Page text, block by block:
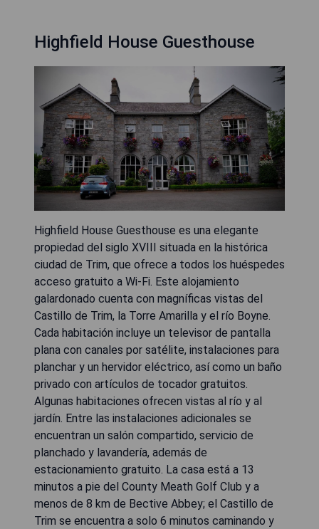
Highfield House Guesthouse
Highfield House Guesthouse es una elegante
propiedad del siglo XVIII situada en la histórica
ciudad de Trim, que ofrece a todos los huéspedes
acceso gratuito a Wi-Fi. Este alojamiento
galardonado cuenta con magníficas vistas del
Castillo de Trim, la Torre Amarilla y el río Boyne.
Cada habitación incluye un televisor de pantalla
plana con canales por satélite, instalaciones para
planchar y un hervidor eléctrico, así como un baño
privado con artículos de tocador gratuitos.
Algunas habitaciones ofrecen vistas al río y al
jardín. Entre las instalaciones adicionales se
encuentran un salón compartido, servicio de
planchado y lavandería, además de
estacionamiento gratuito. La casa está a 13
minutos a pie del County Meath Golf Club y a
menos de 8 km de Bective Abbey; el Castillo de
Trim se encuentra a solo 6 minutos caminando y